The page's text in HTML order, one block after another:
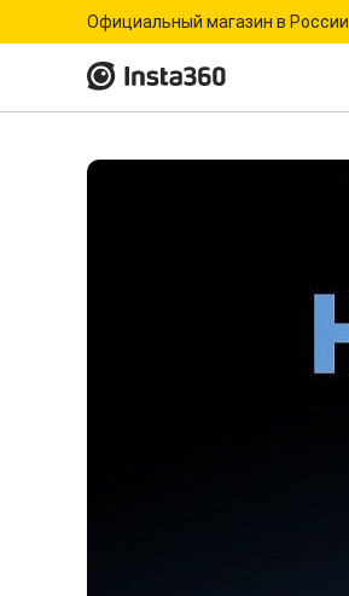
Официальный магазин в России